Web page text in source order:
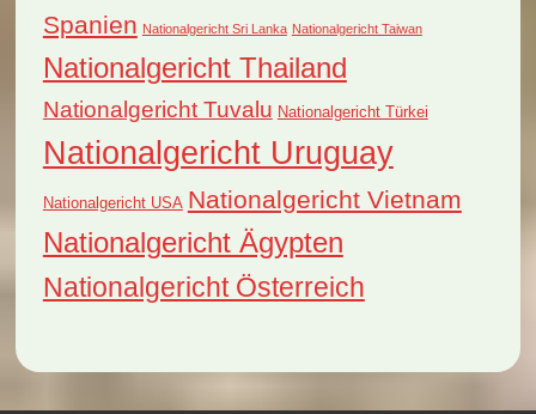
Spanien Nationalgericht Sri Lanka Nationalgericht Taiwan
Nationalgericht Thailand
Nationalgericht Tuvalu Nationalgericht Türkei
Nationalgericht Uruguay
Nationalgericht USA Nationalgericht Vietnam
Nationalgericht Ägypten
Nationalgericht Österreich